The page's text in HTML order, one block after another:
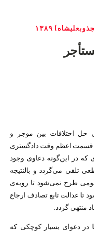
۱۳۸۹
حل اختلافات بین موجر و
قسمت اعظم وقت دادگستری
در این‌گونه دعاوی وجود
تلقی می‌گردد و بالنتیجه
طرح نمی‌شود تا رویه‌ی
تا عدالت تابع تصادف ارجاع
منتهی گردد.
در دعوای بسیار کوچکی که